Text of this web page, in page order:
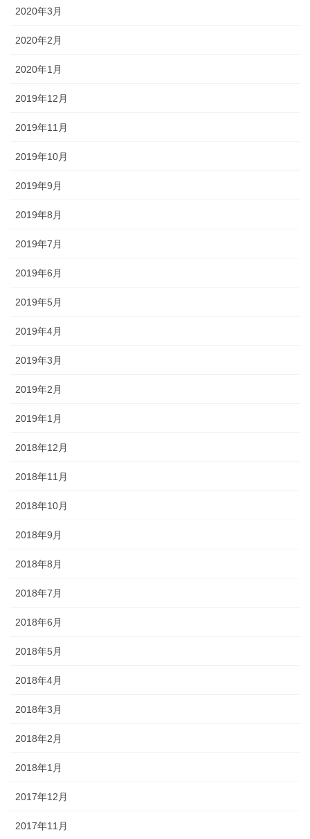
2020年3月
2020年2月
2020年1月
2019年12月
2019年11月
2019年10月
2019年9月
2019年8月
2019年7月
2019年6月
2019年5月
2019年4月
2019年3月
2019年2月
2019年1月
2018年12月
2018年11月
2018年10月
2018年9月
2018年8月
2018年7月
2018年6月
2018年5月
2018年4月
2018年3月
2018年2月
2018年1月
2017年12月
2017年11月